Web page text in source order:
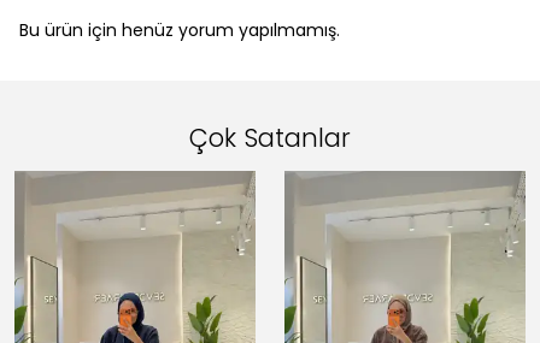
Bu ürün için henüz yorum yapılmamış.
Çok Satanlar